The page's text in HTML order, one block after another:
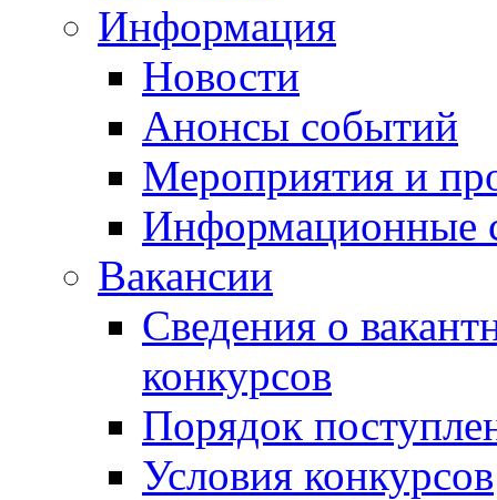
Информация
Новости
Анонсы событий
Мероприятия и
Информационные
Вакансии
Сведения о
конкурсов
Порядок
Условия конкурсов